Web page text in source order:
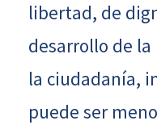
libertad, de
desarrollo de
la ciudadanía,
puede ser